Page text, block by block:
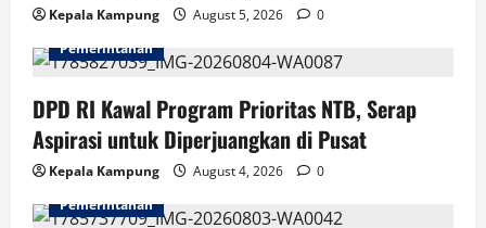
Kepala Kampung August 5, 2026
0
Pemerintahan
DPD RI Kawal Program Prioritas NTB, Serap
Aspirasi untuk Diperjuangkan di Pusat
Kepala Kampung August 4, 2026
0
Pemerintahan